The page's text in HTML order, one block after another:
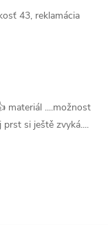
43, reklamácia
materiál ....možnost
si ještě zvyká....